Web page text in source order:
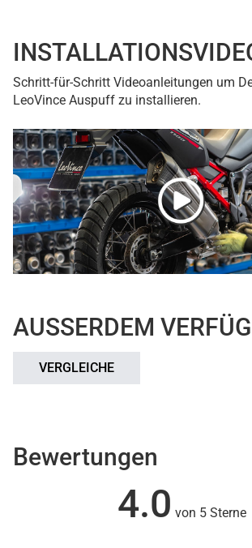
Schritt-für-Schritt Videoanleitungen um
LeoVince Auspuff zu installieren.
AUSSERDEM
VERGLEICHE
Bewertungen
4.0 von 5 Sterne